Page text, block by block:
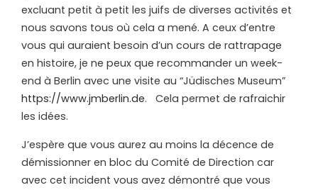
excluant petit à petit les juifs de diverses activités et
nous savons tous où cela a mené. A ceux d’entre
vous qui auraient besoin d’un cours de rattrapage
en histoire, je ne peux que recommander un week-
end à Berlin avec une visite au “Jüdisches Museum”
https://www.jmberlin.de.
Cela permet de rafraichir
les idées.
J’espère que vous aurez au moins la décence de
démissionner en bloc du Comité de Direction car
avec cet incident vous avez démontré que vous